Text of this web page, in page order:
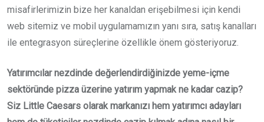
misafirlerimizin bize her kanaldan erişebilmesi için kendi
web sitemiz ve mobil uygulamamızın yanı sıra, satış kanalları
ile entegrasyon süreçlerine özellikle önem gösteriyoruz.
Yatırımcılar nezdinde değerlendirdiğinizde yeme-içme
sektöründe pizza üzerine yatırım yapmak ne kadar cazip?
Siz Little Caesars olarak markanızı hem yatırımcı adayları